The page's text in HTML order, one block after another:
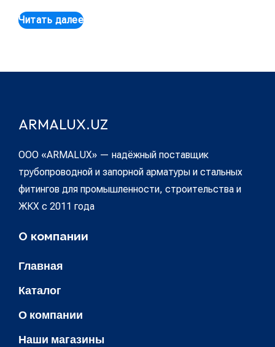
Читать далее
ARMALUX.UZ
ООО «ARMALUX» — надёжный поставщик
трубопроводной и запорной арматуры и стальных
фитингов для промышленности, строительства и
ЖКХ с 2011 года
О компании
Главная
Каталог
О компании
Наши магазины